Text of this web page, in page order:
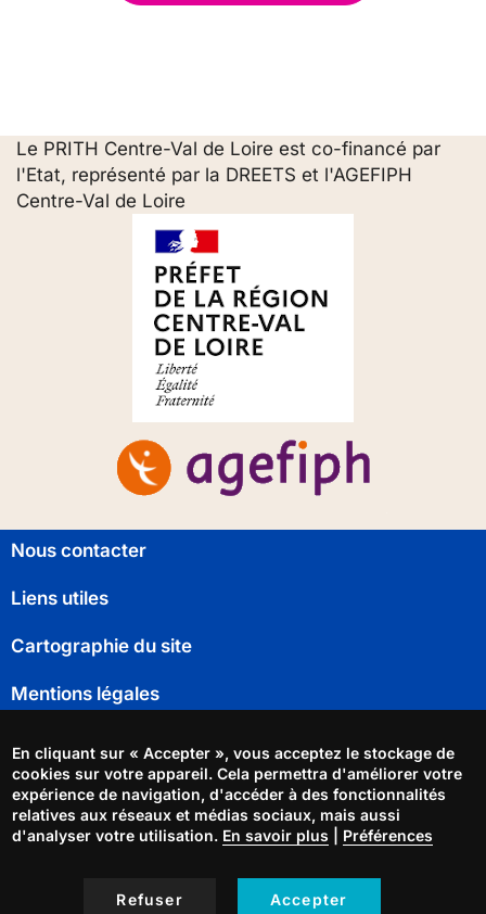
Le PRITH Centre-Val de Loire est co-financé par
l'Etat, représenté par la DREETS et l'AGEFIPH
Centre-Val de Loire
Pied
page
Nous contacter
Liens utiles
Cartographie du site
Mentions légales
Déclaration d'accessibilité
Gestion des cookies
Nous suivre sur
En cliquant sur « Accepter », vous acceptez le stockage de
cookies sur votre appareil. Cela permettra d'améliorer votre
expérience de navigation, d'accéder à des fonctionnalités
relatives aux réseaux et médias sociaux, mais aussi
d'analyser votre utilisation. En savoir plus Préférences
Refuser Accepter